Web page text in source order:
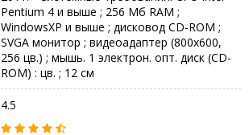
Pentium 4 и выше ; 256 Мб RAM ;
WindowsXP и выше ; дисковод CD-ROM ;
SVGA монитор ; видеоадаптер (800х600,
256 цв.) ; мышь. 1 электрон. опт. диск (CD-
ROM) : цв. ; 12 см
4.5